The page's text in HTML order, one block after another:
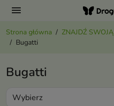
menu
Strona główna ZNAJDŹ
Bugatti
Bugatti
Wybierz